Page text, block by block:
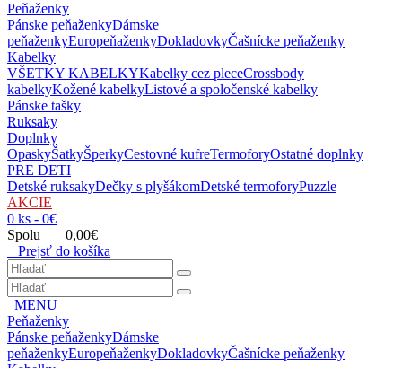
Peňaženky
Pánske peňaženkyDámske
peňaženkyEuropeňaženkyDokladovkyČašnícke peňaženky
Kabelky
VŠETKY KABELKYKabelky cez pleceCrossbody
kabelkyKožené kabelkyListové a spoločenské kabelky
Pánske tašky
Ruksaky
Doplnky
OpaskyŠatkyŠperkyCestovné kufreTermoforyOstatné doplnky
PRE DETI
Detské ruksakyDečky s plyšákomDetské termoforyPuzzle
AKCIE
0 ks - 0€
Spolu 0,00€
Prejsť do košíka
MENU
Peňaženky
Pánske peňaženkyDámske
peňaženkyEuropeňaženkyDokladovkyČašnícke peňaženky